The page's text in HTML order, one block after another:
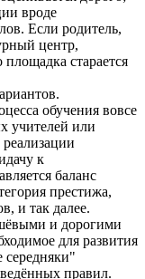
вроде
Если родитель,
центр,
старается
обучения вовсе
учителей или
к
баланс
престижа,
и так далее.
и дорогими
для развития
середняки"
правил.